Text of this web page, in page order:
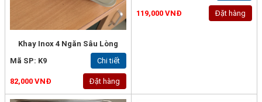
Khay Inox 4 Ngăn Sâu Lòng
Mã SP: K9
Chi tiết
82,000 VNĐ Đặt hàng
119,000 VNĐ Đặt hàng